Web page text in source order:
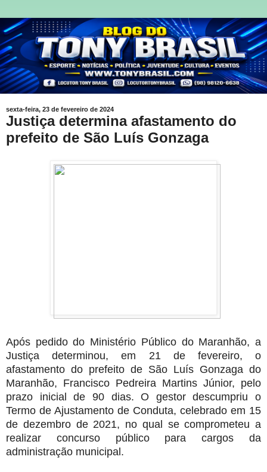
sexta-feira, 23 de fevereiro de 2024
Justiça determina afastamento do
prefeito de São Luís Gonzaga
Após pedido do Ministério Público do Maranhão, a
Justiça determinou, em 21 de fevereiro, o
afastamento do prefeito de São Luís Gonzaga do
Maranhão, Francisco Pedreira Martins Júnior, pelo
prazo inicial de 90 dias. O gestor descumpriu o
Termo de Ajustamento de Conduta, celebrado em 15
de dezembro de 2021, no qual se comprometeu a
realizar concurso público para cargos da
administração municipal.